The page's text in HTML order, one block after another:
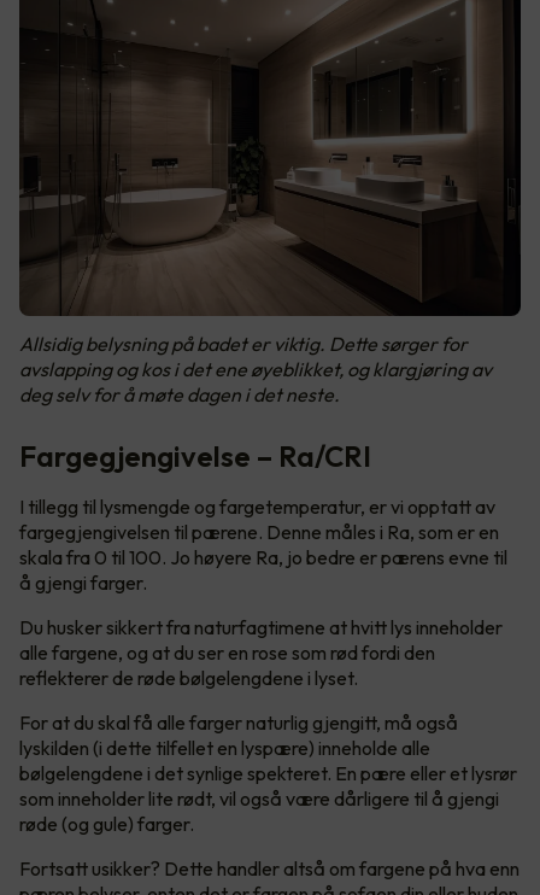
Allsidig belysning på badet er viktig. Dette sørger for
avslapping og kos i det ene øyeblikket, og klargjøring av
deg selv for å møte dagen i det neste.
Fargegjengivelse – Ra/CRI
I tillegg til lysmengde og fargetemperatur, er vi opptatt av
fargegjengivelsen til pærene. Denne måles i Ra, som er en
skala fra 0 til 100. Jo høyere Ra, jo bedre er pærens evne til
å gjengi farger.
Du husker sikkert fra naturfagtimene at hvitt lys inneholder
alle fargene, og at du ser en rose som rød fordi den
reflekterer de røde bølgelengdene i lyset.
For at du skal få alle farger naturlig gjengitt, må også
lyskilden (i dette tilfellet en lyspære) inneholde alle
bølgelengdene i det synlige spekteret. En pære eller et lysrør
som inneholder lite rødt, vil også være dårligere til å gjengi
røde (og gule) farger.
Fortsatt usikker? Dette handler altså om fargene på hva enn